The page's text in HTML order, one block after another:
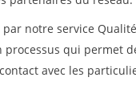
notre service
qui permet
avec les